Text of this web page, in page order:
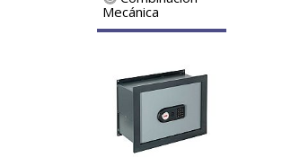
Mecánica